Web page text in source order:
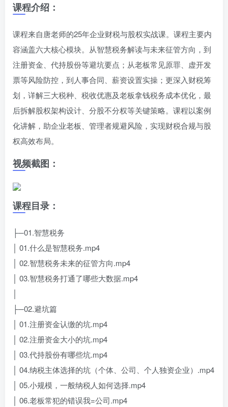
课程介绍：
课程来自唐老师的25年企业财税与股权实战课。课程主要内
容涵盖六大核心模块。从智慧税务解读与未来征管方向，到
注册资金、代持股份等避坑要点；从老板常见原罪、虚开发
票等风险防控，到人事合同、薪资设置实操；更深入财税筹
划，详解三大税种、税收优惠及老板拿钱税务成本优化，最
后拆解股权架构设计、分股不分权等关键策略。课程以案例
化讲解，助企业老板、管理者规避风险，实现财税合规与股
权高效布局。
视频截图：
课程目录：
├─01.智慧税务
│ 01.什么是智慧税务.mp4
│ 02.智慧税务未来的征管方向.mp4
│ 03.智慧税务打通了哪些大数据.mp4
├─02.避坑篇
│ 01.注册资金认缴的坑.mp4
│ 02.注册资金大小的坑.mp4
│ 03.代持股份有哪些坑.mp4
│ 04.纳税主体选择的坑（个体、公司、个人独资企业）.mp4
│ 05.小规模，一般纳税人如何选择.mp4
│ 06.老板常犯的错误我=公司.mp4